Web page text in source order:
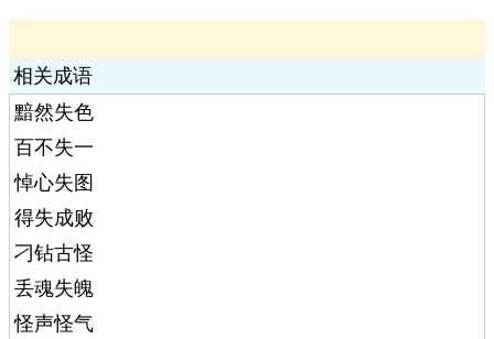
相关成语
黯然失色
百不失一
悼心失图
得失成败
刁钻古怪
丢魂失魄
怪声怪气